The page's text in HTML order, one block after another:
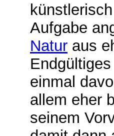
Aufgabe
Natur aus
einmal
allem eher
seinem